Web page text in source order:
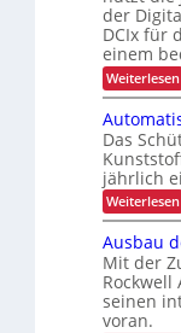
i
l
i
o
j
i
l
t
l
k
i
t
i
l
P
s
r
c
l
der
DCIx für
einem
Weiterlesen:
l
i
f
Das
jährlich
Weiterlesen:
u
Ausbau
Mit der
Rockwell
seinen
voran.